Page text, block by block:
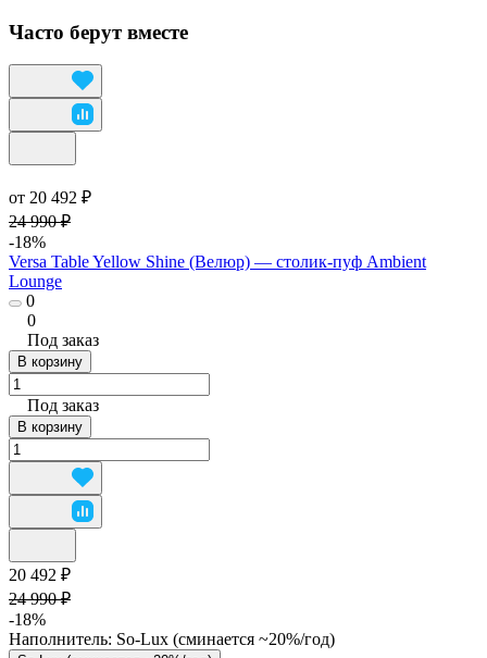
Часто берут вместе
от 20 492 ₽
24 990 ₽
-18%
Versa Table Yellow Shine (Велюр) — столик-пуф Ambient
Lounge
0
0
Под заказ
В корзину
Под заказ
В корзину
20 492 ₽
24 990 ₽
-18%
Наполнитель: So-Lux (cминается ~20%/год)